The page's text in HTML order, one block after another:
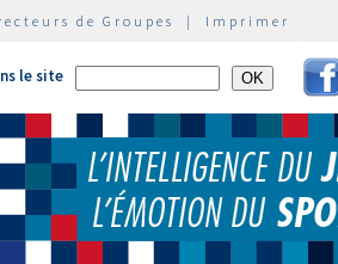
de Groupes | Imprimer
le site